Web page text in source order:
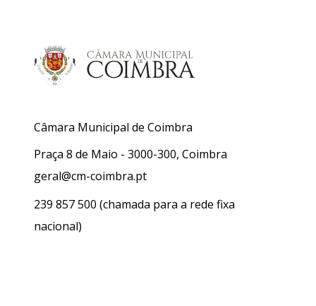
Câmara Municipal de Coimbra
Praça 8 de Maio - 3000-300, Coimbra
geral@cm-coimbra.pt
239 857 500 (chamada para a rede fixa
nacional)